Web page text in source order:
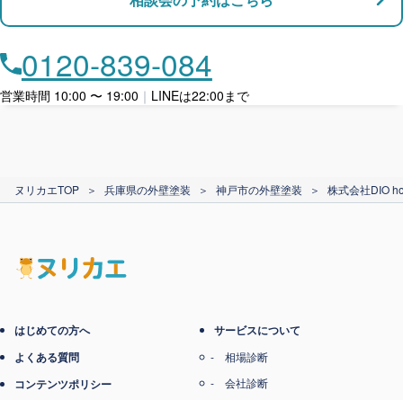
ローン利用
カード支払い
店舗・事務所対応
0120-839-084
営業時間 10:00 〜 19:00 ｜ LINEは22:00まで
ヌリカエTOP ＞ 兵庫県の外壁塗装 ＞ 神戸市の外壁塗装 ＞ 株式会社DIO
はじめての方へ
よくある質問
コンテンツポリシー
サービスについて
相場診断
会社診断